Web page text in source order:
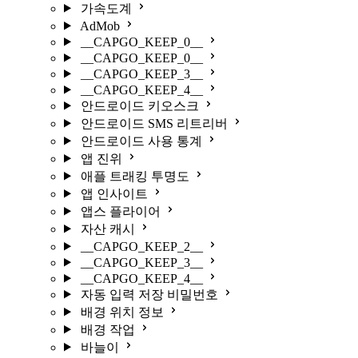
가속도계
AdMob
__CAPGO_KEEP_0__
__CAPGO_KEEP_0__
__CAPGO_KEEP_3__
__CAPGO_KEEP_4__
안드로이드 키오스크
안드로이드 SMS 리트리버
안드로이드 사용 통계
앱 진위
애플 트래킹 투명도
앱 인사이트
앱스 플라이어
자산 캐시
__CAPGO_KEEP_2__
__CAPGO_KEEP_3__
__CAPGO_KEEP_4__
자동 입력 저장 비밀번호
배경 위치 정보
배경 작업
바늘이